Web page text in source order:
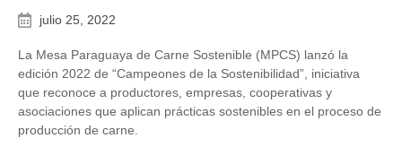
julio 25, 2022
La Mesa Paraguaya de Carne Sostenible (MPCS) lanzó la
edición 2022 de “Campeones de la Sostenibilidad”, iniciativa
que reconoce a productores, empresas, cooperativas y
asociaciones que aplican prácticas sostenibles en el proceso de
producción de carne.